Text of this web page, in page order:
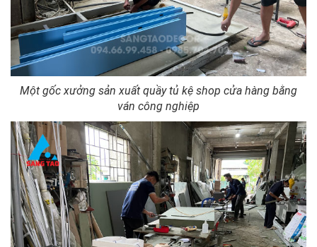
Một gốc xưởng sản xuất quầy tủ kệ shop cửa hàng bằng
ván công nghiệp